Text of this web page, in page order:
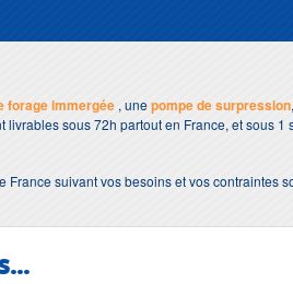
forage immergée , unepompe de surpression
livrables sous 72h partout en France, et sous 1
suivant vos besoins et vos contraintes